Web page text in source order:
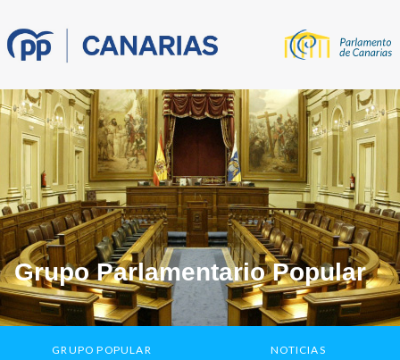
Grupo Parlamentario Popular
GRUPO POPULAR NOTICIAS